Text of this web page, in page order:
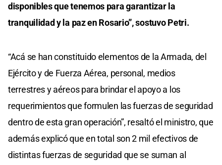
disponibles que tenemos para garantizar la
tranquilidad y la paz en Rosario”, sostuvo Petri.
“Acá se han constituido elementos de la Armada, del
Ejército y de Fuerza Aérea, personal, medios
terrestres y aéreos para brindar el apoyo a los
requerimientos que formulen las fuerzas de seguridad
dentro de esta gran operación”, resaltó el ministro, que
además explicó que en total son 2 mil efectivos de
distintas fuerzas de seguridad que se suman al